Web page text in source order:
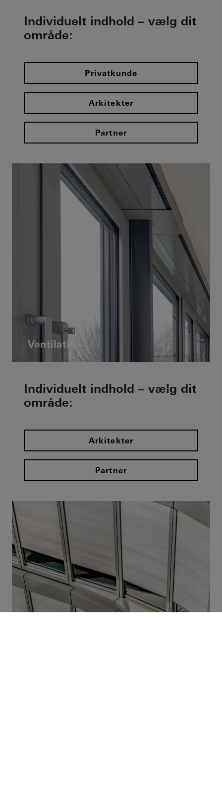
Individuelt indhold – vælg dit
område:
Privatkunde
Arkitekter
Partner
Ventilation
Individuelt indhold – vælg dit
område:
Arkitekter
Partner